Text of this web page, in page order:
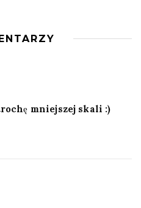
mniejszej skali :)